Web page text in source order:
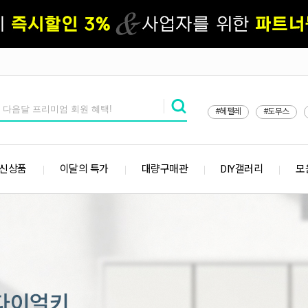
#헤펠레 #도무스
상품 이달의 특가 대량구매관 DIY갤러리 모